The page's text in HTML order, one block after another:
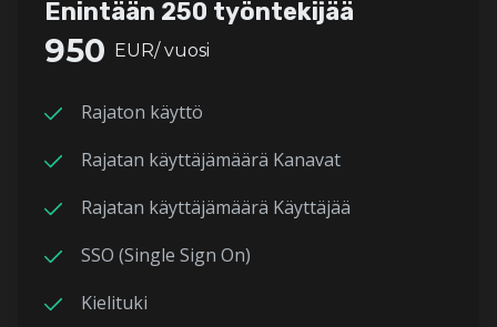
Enintään 250 työntekijää
950 EUR/ vuosi
Rajaton käyttö
Rajatan käyttäjämäärä Kanavat
Rajatan käyttäjämäärä Käyttäjää
SSO (Single Sign On)
Kielituki